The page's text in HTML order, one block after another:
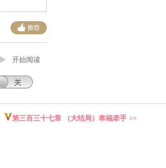
开始阅读
第三百三十七章 （大结局）幸福牵手 >>